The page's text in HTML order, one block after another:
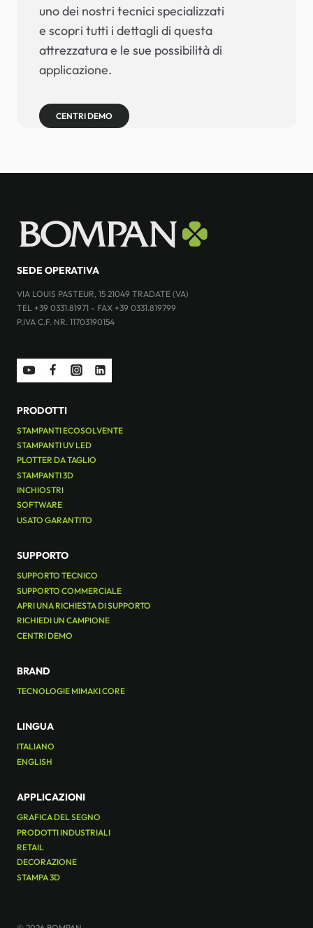
uno dei nostri tecnici specializzati
e scopri tutti i dettagli di questa
attrezzatura e le sue possibilità di
applicazione.
CENTRI DEMO
SEDE OPERATIVA
VIA LOUIS PASTEUR, 15 21049 TRADATE (VA)
TEL +39 0331.81971 - FAX +39 0331.819799
P.IVA C.F. NR. 11703190154
PRODOTTI
STAMPANTI ECOSOLVENTE
STAMPANTI UV LED
PLOTTER DA TAGLIO
STAMPANTI 3D
INCHIOSTRI
SOFTWARE
USATO GARANTITO
SUPPORTO
SUPPORTO TECNICO
SUPPORTO COMMERCIALE
APRI UNA RICHIESTA DI SUPPORTO
RICHIEDI UN CAMPIONE
CENTRI DEMO
BRAND
TECNOLOGIE MIMAKI CORE
LINGUA
ITALIANO
ENGLISH
APPLICAZIONI
GRAFICA DEL SEGNO
PRODOTTI INDUSTRIALI
RETAIL
DECORAZIONE
STAMPA 3D